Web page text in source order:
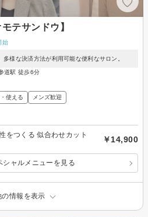
テサンドウ】
始
様な決済方法が利用可能な便利なサロン。
道駅 徒歩6分
使える メンズ歓迎
をつくる 似合わせカット
￥14,900
シャルメニューを見る
の情報を表示